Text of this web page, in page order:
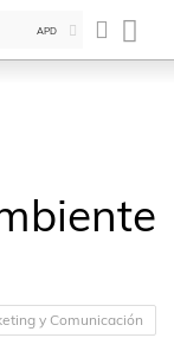
APD
y Comunicación